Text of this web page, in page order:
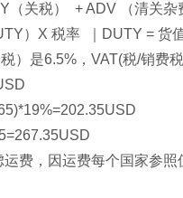
关税） + ADV （清关杂
）X 税率 ｜DUTY = 货
）是6.5%，VAT(税/销费
费，因运费每个国家参